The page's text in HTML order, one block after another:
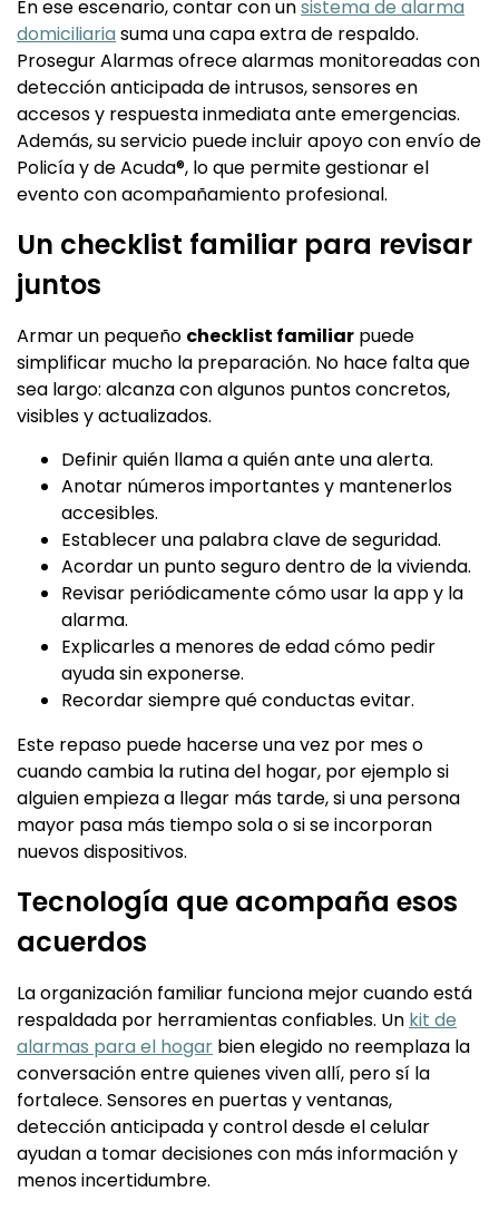
En ese escenario, contar con unsistema de alarma
domiciliariasuma una capa extra de respaldo.
Prosegur Alarmas ofrece alarmas monitoreadas con
detección anticipada de intrusos, sensores en
accesos y respuesta inmediata ante emergencias.
Además, su servicio puede incluir apoyo con envío de
Policía y de Acuda®, lo que permite gestionar el
evento con acompañamiento profesional.
Un checklist familiar para revisar
juntos
Armar un pequeño checklist familiar puede
simplificar mucho la preparación. No hace falta que
sea largo: alcanza con algunos puntos concretos,
visibles y actualizados.
Definir quién llama a quién ante una alerta.
Anotar números importantes y mantenerlos
accesibles.
Establecer una palabra clave de seguridad.
Acordar un punto seguro dentro de la vivienda.
Revisar periódicamente cómo usar la app y la
alarma.
Explicarles a menores de edad cómo pedir
ayuda sin exponerse.
Recordar siempre qué conductas evitar.
Este repaso puede hacerse una vez por mes o
cuando cambia la rutina del hogar, por ejemplo si
alguien empieza a llegar más tarde, si una persona
mayor pasa más tiempo sola o si se incorporan
nuevos dispositivos.
Tecnología que acompaña esos
acuerdos
La organización familiar funciona mejor cuando está
respaldada por herramientas confiables. Un kit de
alarmas para el hogar bien elegido no reemplaza la
conversación entre quienes viven allí, pero sí la
fortalece. Sensores en puertas y ventanas,
detección anticipada y control desde el celular
ayudan a tomar decisiones con más información y
menos incertidumbre.